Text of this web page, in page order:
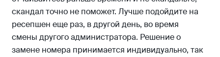
скандал точно не поможет. Лучше подойдите на
ресепшен еще раз, в другой день, во время
смены другого администратора. Решение о
замене номера принимается индивидуально, так